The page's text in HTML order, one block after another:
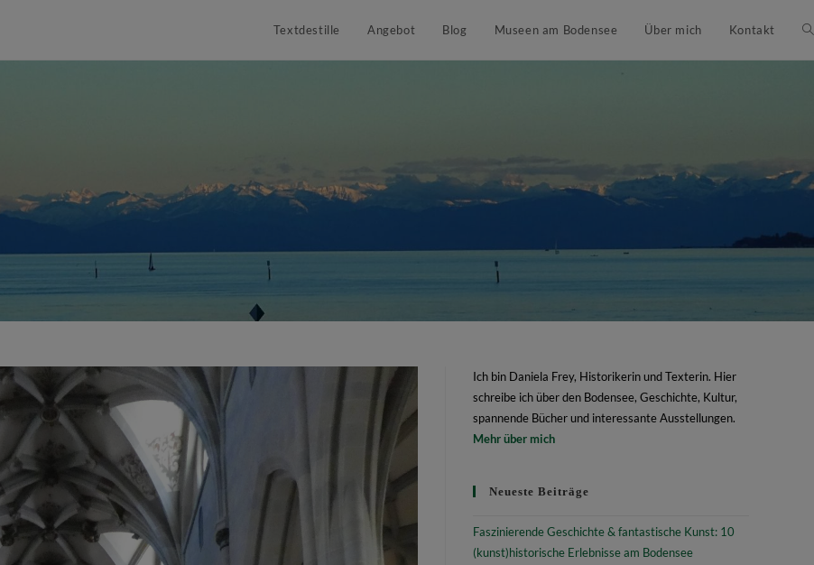
Textdestille Angebot Blog Museen am Bodensee Über mich Kontakt
Ich bin Daniela Frey, Historikerin und Texterin. Hier
schreibe ich über den Bodensee, Geschichte, Kultur,
spannende Bücher und interessante Ausstellungen.
Mehr über mich
Neueste Beiträge
Faszinierende Geschichte & fantastische Kunst: 10
(kunst)historische Erlebnisse am Bodensee